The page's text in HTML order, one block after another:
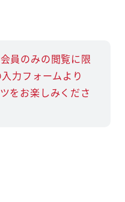
員のみの閲覧に限
力フォームより
をお楽しみくださ